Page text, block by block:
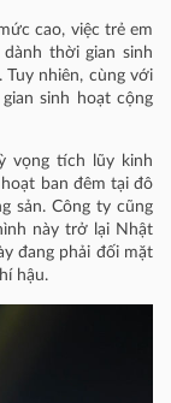
cao, việc trẻ em
thời gian sinh
nhiên, cùng với
sinh hoạt cộng
vọng tích lũy kinh
ban đêm tại đô
sản. Công ty cũng
này trở lại Nhật
đang phải đối mặt
hậu.